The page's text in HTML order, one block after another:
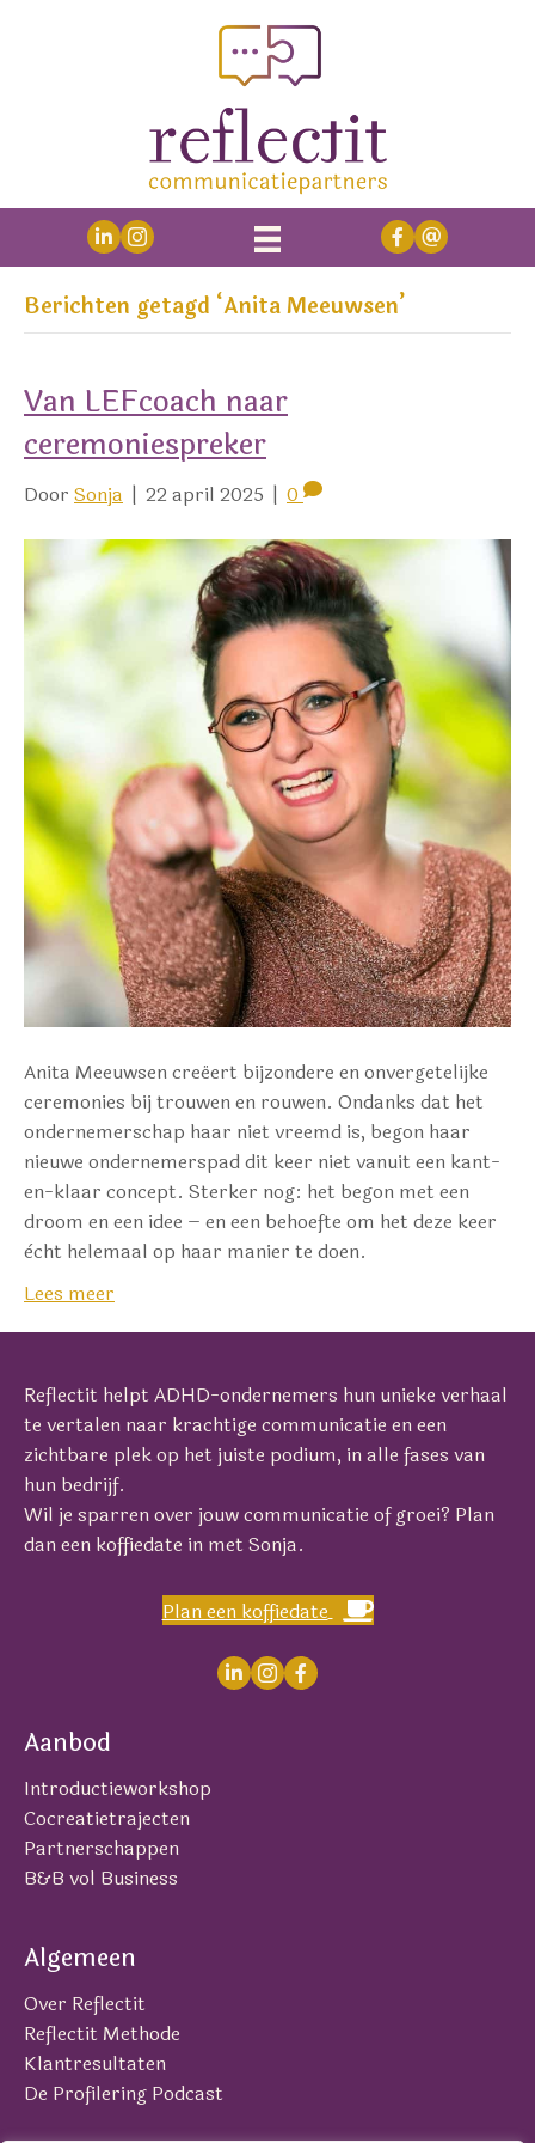
Berichten getagd ‘Anita Meeuwsen’
Van LEFcoach naar
ceremoniespreker
Door Sonja | 22 april 2025 | 0
Anita Meeuwsen creëert bijzondere en onvergetelijke
ceremonies bij trouwen en rouwen. Ondanks dat het
ondernemerschap haar niet vreemd is, begon haar
nieuwe ondernemerspad dit keer niet vanuit een kant-
en-klaar concept. Sterker nog: het begon met een
droom en een idee – en een behoefte om het deze keer
ècht helemaal op haar manier te doen.
Lees meer
Reflectit helpt ADHD-ondernemers hun unieke verhaal
te vertalen naar krachtige communicatie en een
zichtbare plek op het juiste podium, in alle fases van
hun bedrijf.
Wil je sparren over jouw communicatie of groei? Plan
dan een koffiedate in met Sonja.
Plan een koffiedate
Aanbod
Introductieworkshop
Cocreatietrajecten
Partnerschappen
B&B vol Business
Algemeen
Over Reflectit
Reflectit Methode
Klantresultaten
De Profilering Podcast